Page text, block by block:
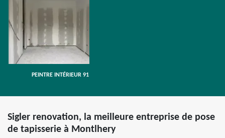
PEINTRE INTÉRIEUR 91
Sigler renovation, la meilleure entreprise de pose
de tapisserie à Montlhery